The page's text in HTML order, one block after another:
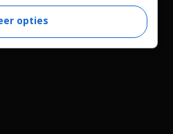
Films op tv
Bioscoop
opties